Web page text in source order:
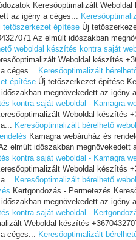
Keresőoptimalizált
az igény a céges...
tetőszerkezet építése Új
Az elmúlt időszakban
weboldal készítés kontra saját
Weboldal készítés
céges... Keresőoptimalizált
építése Új tetőszerkezet építése
megnövekedett az igény
kontra saját weboldal - Kamagra
Weboldal készítés
Keresőoptimalizált bérelhető
Kamagra webáruház és
elmúlt időszakban megnövekedett
kontra saját weboldal - Kamagra
Weboldal készítés
Keresőoptimalizált bérelhető
Kertgondozás - Permetezés
megnövekedett az igény
kontra saját weboldal -
Weboldal készítés
céges... Keresőoptimalizált